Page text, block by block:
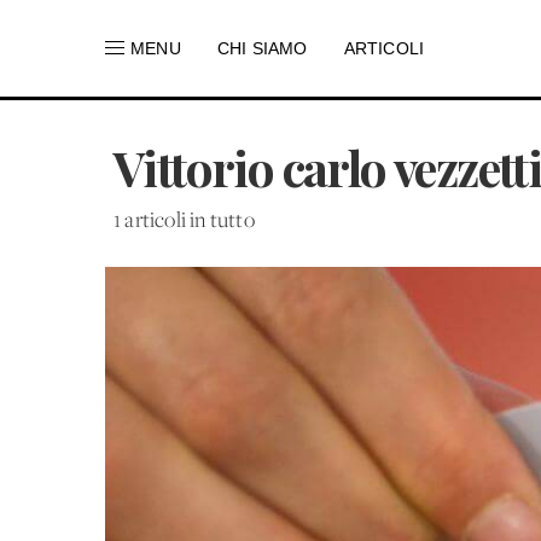
MENU CHI SIAMO ARTICOLI
Vittorio carlo vezzetti
1 articoli in tutto